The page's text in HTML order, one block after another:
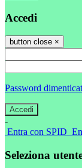
Accedi
button close ×
Password
-
Entra con SPID
Seleziona